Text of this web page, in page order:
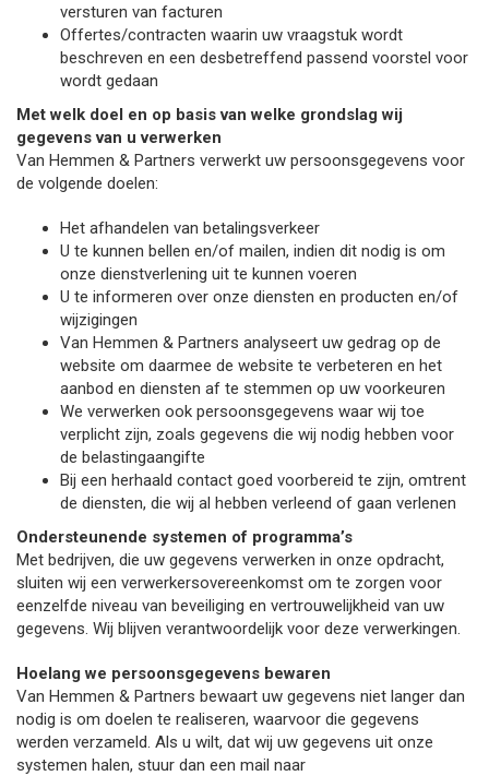
versturen van facturen
Offertes/contracten waarin uw vraagstuk wordt
beschreven en een desbetreffend passend voorstel voor
wordt gedaan
Met welk doel en op basis van welke grondslag wij
gegevens van u verwerken
Van Hemmen & Partners verwerkt uw persoonsgegevens voor
de volgende doelen:
Het afhandelen van betalingsverkeer
U te kunnen bellen en/of mailen, indien dit nodig is om
onze dienstverlening uit te kunnen voeren
U te informeren over onze diensten en producten en/of
wijzigingen
Van Hemmen & Partners analyseert uw gedrag op de
website om daarmee de website te verbeteren en het
aanbod en diensten af te stemmen op uw voorkeuren
We verwerken ook persoonsgegevens waar wij toe
verplicht zijn, zoals gegevens die wij nodig hebben voor
de belastingaangifte
Bij een herhaald contact goed voorbereid te zijn, omtrent
de diensten, die wij al hebben verleend of gaan verlenen
Ondersteunende systemen of programma’s
Met bedrijven, die uw gegevens verwerken in onze opdracht,
sluiten wij een verwerkersovereenkomst om te zorgen voor
eenzelfde niveau van beveiliging en vertrouwelijkheid van uw
gegevens. Wij blijven verantwoordelijk voor deze verwerkingen.
Hoelang we persoonsgegevens bewaren
Van Hemmen & Partners bewaart uw gegevens niet langer dan
nodig is om doelen te realiseren, waarvoor die gegevens
werden verzameld. Als u wilt, dat wij uw gegevens uit onze
systemen halen, stuur dan een mail naar